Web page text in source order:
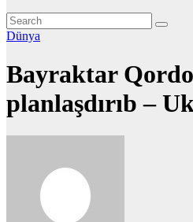
Dünya
Bayraktar
planlaşdırıb –